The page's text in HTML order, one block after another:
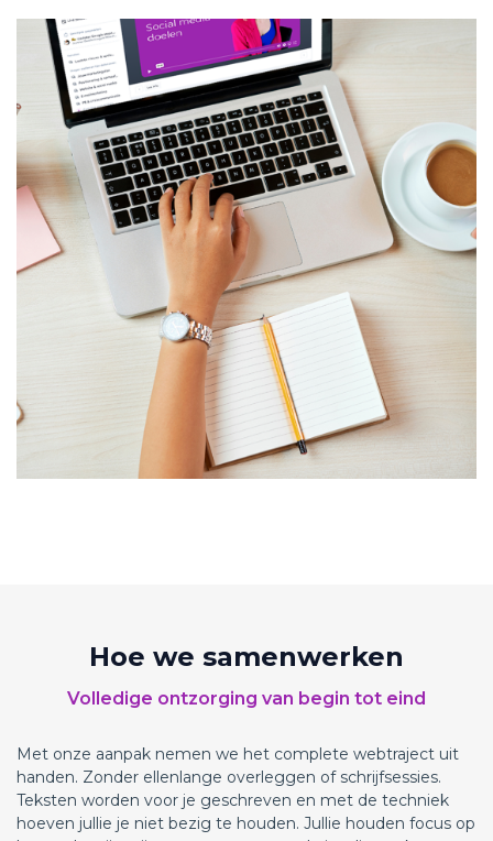
Hoe we samenwerken
Volledige ontzorging van begin tot eind
Met onze aanpak nemen we het complete webtraject uit
handen. Zonder ellenlange overleggen of schrijfsessies.
Teksten worden voor je geschreven en met de techniek
hoeven jullie je niet bezig te houden. Jullie houden focus op